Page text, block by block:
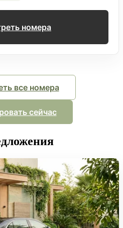
номера
все номера
сейчас